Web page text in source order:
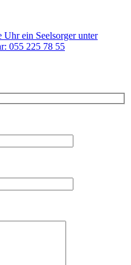
Uhr ein Seelsorger unter
055 225 78 55